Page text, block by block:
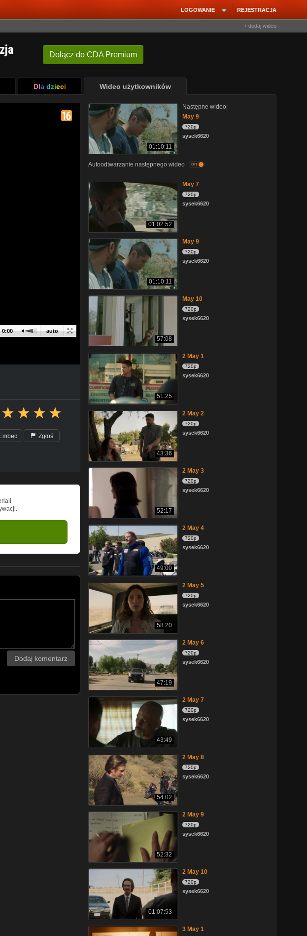
REJESTRACJA
LOGOWANIE
+ dodaj wideo
Dołącz do CDA Premium
Dla dzieci Wideo użytkowników
auto
0:00
Zgłoś
Dodaj komentarz
01:10:11
Następne wideo:
May 9
720p
sysek6620
Autoodtwarzanie następnego wideo on
01:02:52
May 7
720p
sysek6620
01:10:11
May 9
720p
sysek6620
57:08
May 10
720p
sysek6620
51:25
2 May 1
720p
sysek6620
43:36
2 May 2
720p
sysek6620
52:17
2 May 3
720p
sysek6620
49:00
2 May 4
720p
sysek6620
58:20
2 May 5
720p
sysek6620
47:19
2 May 6
720p
sysek6620
43:49
2 May 7
720p
sysek6620
54:02
2 May 8
720p
sysek6620
52:32
2 May 9
720p
sysek6620
01:07:53
2 May 10
720p
sysek6620
3 May 1